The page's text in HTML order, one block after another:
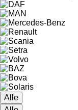
Alle